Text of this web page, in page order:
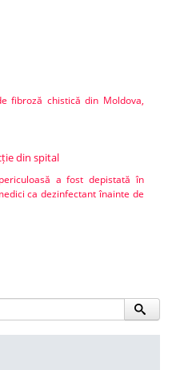
fibroză chistică din Moldova,
din spital
a fost depistată în
ca dezinfectant înainte de